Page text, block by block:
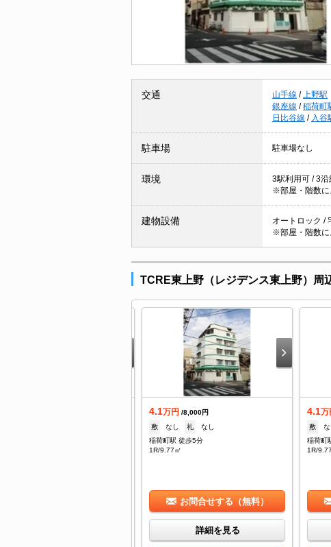
交通 山手線 / 上野駅
銀座線 / 稲荷町
日比谷線 / 入谷
駐車場 駐車場なし
環境
3駅利用可 / 3
※部屋・階数に
建物設備
オートロック /
※部屋・階数に
TCRE東上野（レジデンス東上野）周
4.1万円 /8,000円
敷
なし 礼
なし
稲荷町駅 徒歩5分
1R/9.77㎡
お問合せする（無料）
詳細を見る
4.1万
敷
な
稲荷町
1R/